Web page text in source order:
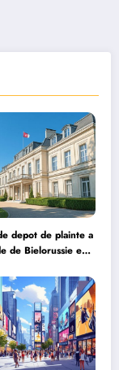
depot de plainte a
de Bielorussie en